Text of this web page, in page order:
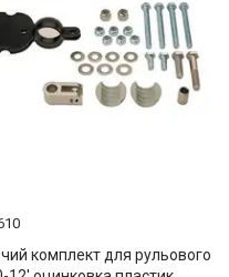
комплект для рульового